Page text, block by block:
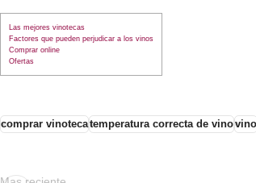
Las mejores vinotecas
Factores que pueden perjudicar a los vinos
Comprar online
Ofertas
comprar vinotecatemperatura correcta de vinovino